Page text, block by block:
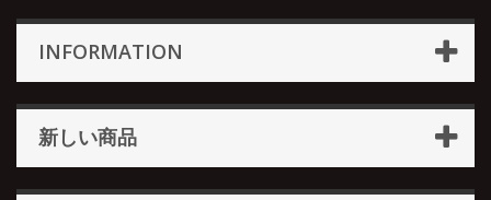
INFORMATION
新しい商品